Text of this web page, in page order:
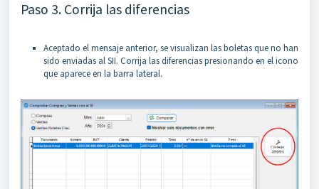
Paso 3. Corrija las diferencias
Aceptado el mensaje anterior, se visualizan las boletas que no han
sido enviadas al SII. Corrija las diferencias presionando en el icono
que aparece en la barra lateral.